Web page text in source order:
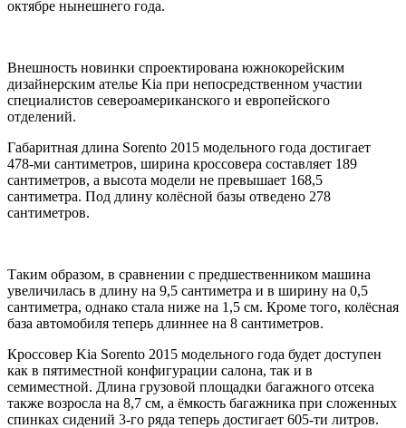
октябре нынешнего года.
Внешность новинки спроектирована южнокорейским
дизайнерским ателье Kia при непосредственном участии
специалистов североамериканского и европейского
отделений.
Габаритная длина Sorento 2015 модельного года достигает
478-ми сантиметров, ширина кроссовера составляет 189
сантиметров, а высота модели не превышает 168,5
сантиметра. Под длину колёсной базы отведено 278
сантиметров.
Таким образом, в сравнении с предшественником машина
увеличилась в длину на 9,5 сантиметра и в ширину на 0,5
сантиметра, однако стала ниже на 1,5 см. Кроме того, колёсная
база автомобиля теперь длиннее на 8 сантиметров.
Кроссовер Kia Sorento 2015 модельного года будет доступен
как в пятиместной конфигурации салона, так и в
семиместной. Длина грузовой площадки багажного отсека
также возросла на 8,7 см, а ёмкость багажника при сложенных
спинках сидений 3-го ряда теперь достигает 605-ти литров.